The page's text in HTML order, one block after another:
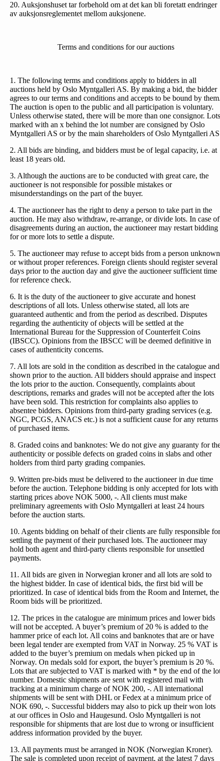
20. Auksjonshuset tar forbehold om at det kan bli foretatt endringer
av auksjonsreglementet mellom auksjonene.
Terms and conditions for our auctions
1. The following terms and conditions apply to bidders in all
auctions held by Oslo Myntgalleri AS. By making a bid, the bidder
agrees to our terms and conditions and accepts to be bound by
The auction is open to the public and all participation is voluntary.
Unless otherwise stated, there will be more than one consignor. Lots
marked with an x behind the lot number are consigned by Oslo
Myntgalleri AS or by the main shareholders of Oslo Myntgalleri
2. All bids are binding, and bidders must be of legal capacity, i.e. at
least 18 years old.
3. Although the auctions are to be conducted with great care, the
auctioneer is not responsible for possible mistakes or
misunderstandings on the part of the buyer.
4. The auctioneer has the right to deny a person to take part in the
auction. He may also withdraw, re-arrange, or divide lots. In case of
disagreements during an auction, the auctioneer may restart bidding
for or more lots to settle a dispute.
5. The auctioneer may refuse to accept bids from a person unknown
or without proper references. Foreign clients should register several
days prior to the auction day and give the auctioneer sufficient time
for reference check.
6. It is the duty of the auctioneer to give accurate and honest
descriptions of all lots. Unless otherwise stated, all lots are
guaranteed authentic and from the period as described. Disputes
regarding the authenticity of objects will be settled at the
International Bureau for the Suppression of Counterfeit Coins
(IBSCC). Opinions from the IBSCC will be deemed definitive in
cases of authenticity concerns.
7. All lots are sold in the condition as described in the catalogue and
shown prior to the auction. All bidders should appraise and inspect
the lots prior to the auction. Consequently, complaints about
descriptions, remarks and grades will not be accepted after the lots
have been sold. This restriction for complaints also applies to
absentee bidders. Opinions from third-party grading services (e.g.
NGC, PCGS, ANACS etc.) is not a sufficient cause for any returns
of purchased items.
8. Graded coins and banknotes: We do not give any guaranty for
authenticity or possible defects on graded coins in slabs and other
holders from third party grading companies.
9. Written pre-bids must be delivered to the auctioneer in due time
before the auction. Telephone bidding is only accepted for lots with
starting prices above NOK 5000, -. All clients must make
preliminary agreements with Oslo Myntgalleri at least 24 hours
before the auction starts.
10. Agents bidding on behalf of their clients are fully responsible for
settling the payment of their purchased lots. The auctioneer may
hold both agent and third-party clients responsible for unsettled
payments.
11. All bids are given in Norwegian kroner and all lots are sold to
the highest bidder. In case of identical bids, the first bid will be
prioritized. In case of identical bids from the Room and Internet, the
Room bids will be prioritized.
12. The prices in the catalogue are minimum prices and lower bids
will not be accepted. A buyer’s premium of 20 % is added to the
hammer price of each lot. All coins and banknotes that are or have
been legal tender are exempted from VAT in Norway. 25 % VAT is
added to the buyer’s premium on medals when picked up in
Norway. On medals sold for export, the buyer’s premium is 20 %.
Lots that are subjected to VAT is marked with * by the end of the
number. Domestic shipments are sent with registered mail with
tracking at a minimum charge of NOK 200, -. All international
shipments will be sent with DHL or Fedex at a minimum price of
NOK 690, -. Successful bidders may also to pick up their won lots
at our offices in Oslo and Haugesund. Oslo Myntgalleri is not
responsible for shipments that are lost due to wrong or insufficient
address information provided by the buyer.
13. All payments must be arranged in NOK (Norwegian Kroner).
The sale is completed upon receipt of payment, at the latest 7 days